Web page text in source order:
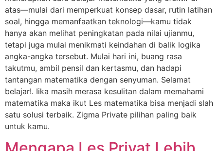
atas—mulai dari memperkuat konsep dasar, rutin latihan
soal, hingga memanfaatkan teknologi—kamu tidak
hanya akan melihat peningkatan pada nilai ujianmu,
tetapi juga mulai menikmati keindahan di balik logika
angka-angka tersebut. Mulai hari ini, buang rasa
takutmu, ambil pensil dan kertasmu, dan hadapi
tantangan matematika dengan senyuman. Selamat
belajar!. Iika masih merasa kesulitan dalam memahami
matematika maka ikut Les matematika bisa menjadi slah
satu solusi terbaik. Zigma Private pilihan paling baik
untuk kamu.